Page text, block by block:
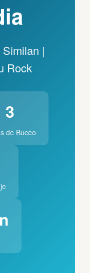
|
Rock
3
de Buceo